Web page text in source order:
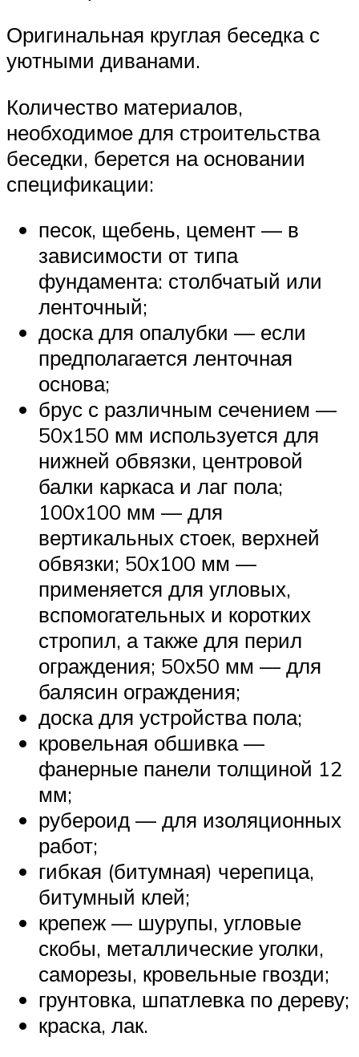
Оригинальная круглая беседка с
уютными диванами.
Количество материалов,
необходимое для строительства
беседки, берется на основании
спецификации:
песок, щебень, цемент — в
зависимости от типа
фундамента: столбчатый или
ленточный;
доска для опалубки — если
предполагается ленточная
основа;
брус с различным сечением —
50х150 мм используется для
нижней обвязки, центровой
балки каркаса и лаг пола;
100х100 мм — для
вертикальных стоек, верхней
обвязки; 50х100 мм —
применяется для угловых,
вспомогательных и коротких
стропил, а также для перил
ограждения; 50х50 мм — для
балясин ограждения;
доска для устройства пола;
кровельная обшивка —
фанерные панели толщиной 12
мм;
рубероид — для изоляционных
работ;
гибкая (битумная) черепица,
битумный клей;
крепеж — шурупы, угловые
скобы, металлические уголки,
саморезы, кровельные гвозди;
грунтовка, шпатлевка по дереву;
краска, лак.